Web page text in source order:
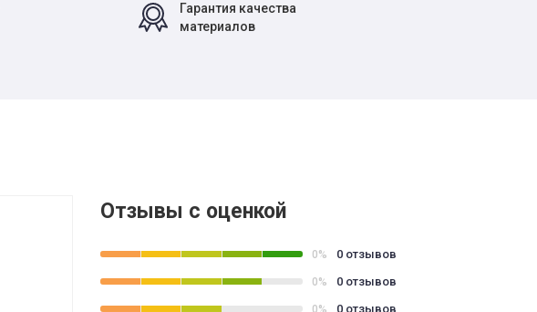
Гарантия качества
материалов
Отзывы с оценкой
0% 0 отзывов
0% 0 отзывов
0% 0 отзывов